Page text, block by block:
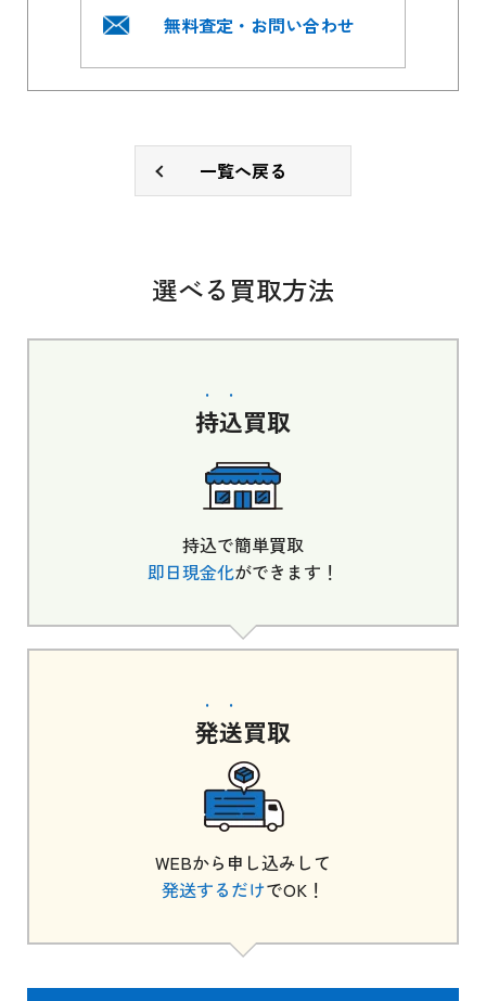
無料査定・お問い合わせ
一覧へ戻る
選べる買取方法
持込買取
持込で簡単買取
即日現金化ができます！
発送買取
WEBから申し込みして
発送するだけでOK！